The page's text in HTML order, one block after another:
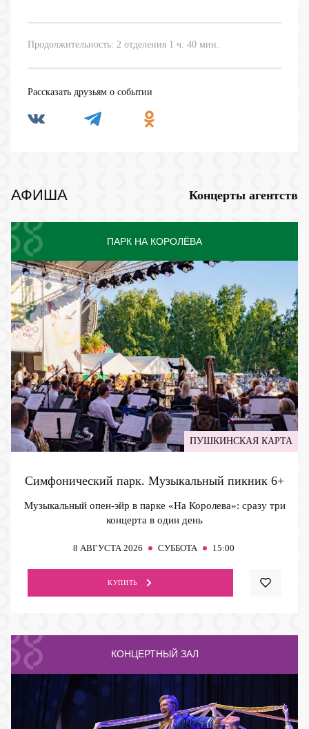
Продолжительность: 2 отделения 1 ч. 40 мин.
Рассказать друзьям о событии
АФИША Концерты агентств
ПАРК НА КОРОЛЁВА
ПУШКИНСКАЯ КАРТА
Симфонический парк. Музыкальный пикник 6+
Музыкальный опен-эйр в парке «На Королева»: сразу три
концерта в один день
8 АВГУСТА 2026 СУББОТА 15:00
КУПИТЬ
КОНЦЕРТНЫЙ ЗАЛ